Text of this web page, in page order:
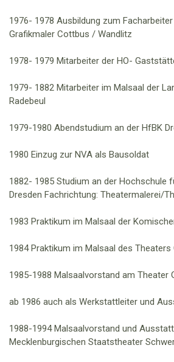
1976- 1978 Ausbildung zum Facharbeiter
Grafikmaler Cottbus / Wandlitz
1978- 1979 Mitarbeiter der HO-
1979- 1882 Mitarbeiter im Malsaal der
Radebeul
1979-1980 Abendstudium an der HfBK
1980 Einzug zur NVA als Bausoldat
1882- 1985 Studium an der Hochschule
Dresden Fachrichtung: Theatermalerei/
1983 Praktikum im Malsaal der
1984Praktikum im Malsaal des Theaters
1985-1988 Malsaalvorstand am Theater
ab 1986 auch als Werkstattleiter und
1988-1994Malsaalvorstand und
Mecklenburgischen Staatstheater